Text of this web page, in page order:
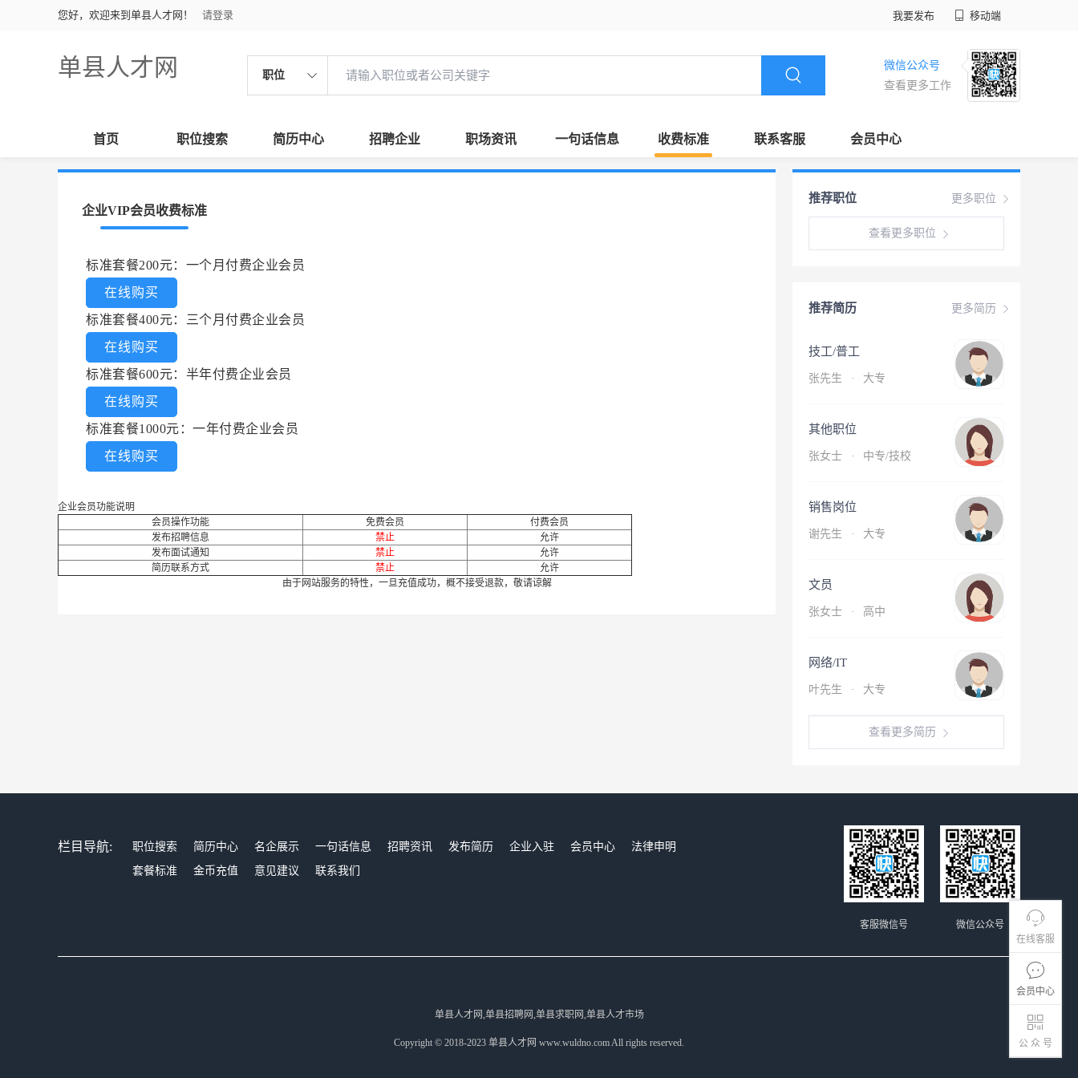
您好，欢迎来到单县人才网！ 请登录 我要发布 移动端
单县人才网 职位
微信公众号
查看更多工作
首页 职位搜索 简历中心 招聘企业 职场资讯 一句话信息 收费标准 联系客服 会员中心
在线客服
会员中心
公 众 号
企业VIP会员收费标准
标准套餐200元：一个月付费企业会员
在线购买
标准套餐400元：三个月付费企业会员
在线购买
标准套餐600元：半年付费企业会员
在线购买
标准套餐1000元：一年付费企业会员
在线购买
企业会员功能说明
会员操作功能
免费会员
付费会员
发布招聘信息
禁止
允许
发布面试通知
禁止
允许
简历联系方式
禁止
允许
由于网站服务的特性，一旦充值成功，概不接受退款，敬请谅解
更多职位
推荐职位
查看更多职位
更多简历
推荐简历
技工/普工
张先生 · 大专
其他职位
张女士 · 中专/技校
销售岗位
谢先生 · 大专
文员
张女士 · 高中
网络/IT
叶先生 · 大专
查看更多简历
栏目导航: 职位搜索 简历中心 名企展示 一句话信息 招聘资讯 发布简历 企业入驻 会员中心
法律申明
套餐标准
金币充值 意见建议 联系我们
微信公众号
客服微信号
单县人才网,单县招聘网,单县求职网,单县人才市场
Copyright © 2018-2023 单县人才网 www.wuldno.com All rights reserved.